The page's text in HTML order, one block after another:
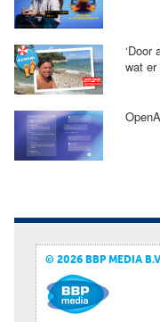
‘Door
wat er
© 2026 BBP MEDIA